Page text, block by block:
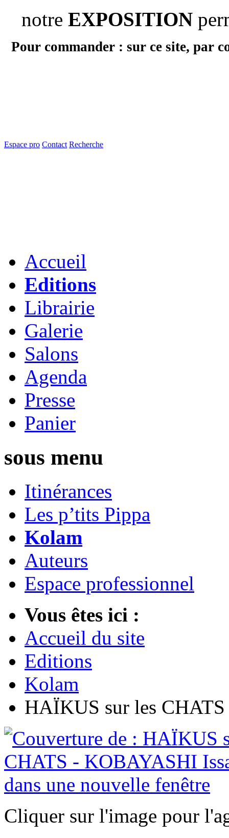
notre EXPOSITION
Pour commander : sur ce site, par
Espace pro Contact Recherche
Accueil
Editions
Librairie
Galerie
Salons
Agenda
Presse
Panier
sous menu
Itinérances
Les p’tits Pippa
Kolam
Auteurs
Espace professionnel
Vous êtes ici :
Accueil du site
Editions
Kolam
HAÏKUS sur les
Cliquer sur l'image pour